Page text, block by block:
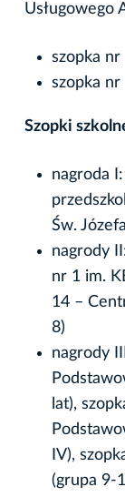
Usługowego
szopka
szopka
Szopki
nagroda
Św.
nagrody
nr 1 im.
14 –
8)
nagrody
lat),
IV),
(grupa 9-